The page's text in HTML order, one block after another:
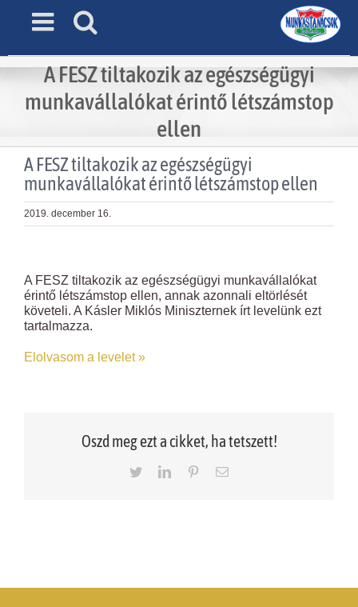
A FESZ tiltakozik az egészségügyi
munkavállalókat érintő létszámstop
ellen
A FESZ tiltakozik az egészségügyi
munkavállalókat érintő létszámstop ellen
2019. december 16.
Image
A FESZ tiltakozik az egészségügyi munkavállalókat
érintő létszámstop ellen, annak azonnali eltörlését
követeli. A Kásler Miklós Miniszternek írt levelünk ezt
tartalmazza.
Elolvasom a levelet »
Oszd meg ezt a cikket, ha tetszett!
TwitterLinkedInPinterestEmail